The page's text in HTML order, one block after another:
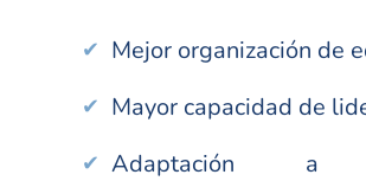
Mejor organización de
Mayor capacidad de
Adaptación a